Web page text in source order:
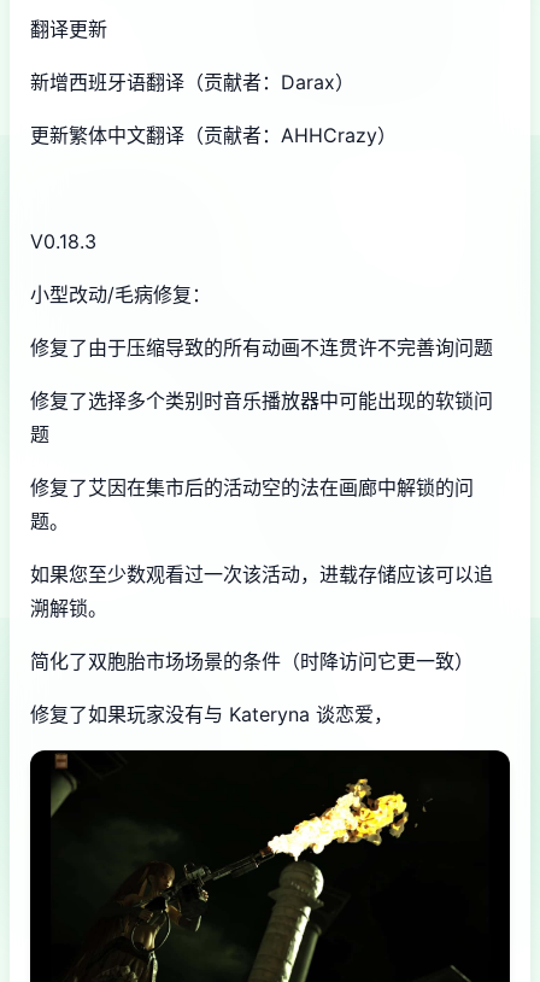
翻译更新
新增西班牙语翻译（贡献者：Darax）
更新繁体中文翻译（贡献者：AHHCrazy）
V0.18.3
小型改动/毛病修复：
修复了由于压缩导致的所有动画不连贯许不完善询问题
修复了选择多个类别时音乐播放器中可能出现的软锁问
题
修复了艾因在集市后的活动空的法在画廊中解锁的问
题。
如果您至少数观看过一次该活动，进载存储应该可以追
溯解锁。
简化了双胞胎市场场景的条件（时降访问它更一致）
修复了如果玩家没有与 Kateryna 谈恋爱，